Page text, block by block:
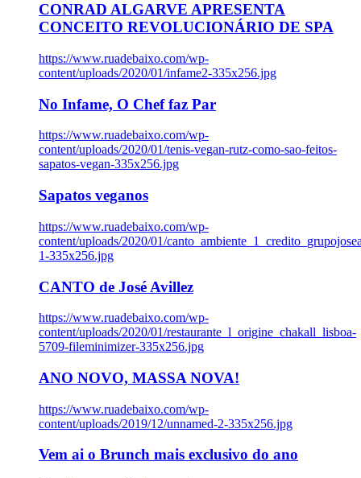
CONRAD ALGARVE APRESENTA
CONCEITO REVOLUCIONÁRIO DE SPA
https://www.ruadebaixo.com/wp-
content/uploads/2020/01/infame2-335x256.jpg
No Infame, O Chef faz Par
https://www.ruadebaixo.com/wp-
content/uploads/2020/01/tenis-vegan-rutz-como-sao-feitos-
sapatos-vegan-335x256.jpg
Sapatos veganos
https://www.ruadebaixo.com/wp-
content/uploads/2020/01/
1-335x256.jpg
CANTO de José Avillez
https://www.ruadebaixo.com/wp-
content/uploads/2020/01/restaurante_l_origine_chakall_lisboa-
5709-fileminimizer-335x256.jpg
ANO NOVO, MASSA NOVA!
https://www.ruadebaixo.com/wp-
content/uploads/2019/12/unnamed-2-335x256.jpg
Vem ai o Brunch mais exclusivo do ano